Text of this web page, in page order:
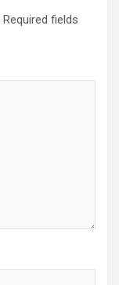
Required fields